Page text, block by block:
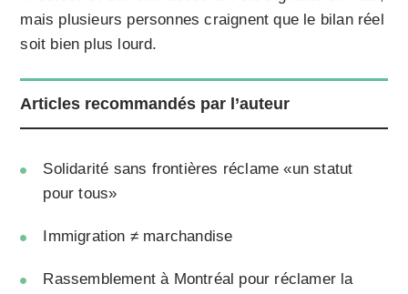
mais plusieurs personnes craignent que le bilan réel
soit bien plus lourd.
Articles recommandés par l’auteur
Solidarité sans frontières réclame «un statut
pour tous»
Immigration ≠ marchandise
Rassemblement à Montréal pour réclamer la